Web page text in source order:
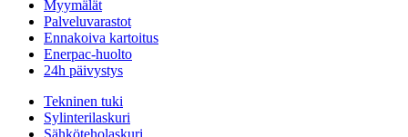
Myymälät
Palveluvarastot
Ennakoiva kartoitus
Enerpac-huolto
24h päivystys
Tekninen tuki
Sylinterilaskuri